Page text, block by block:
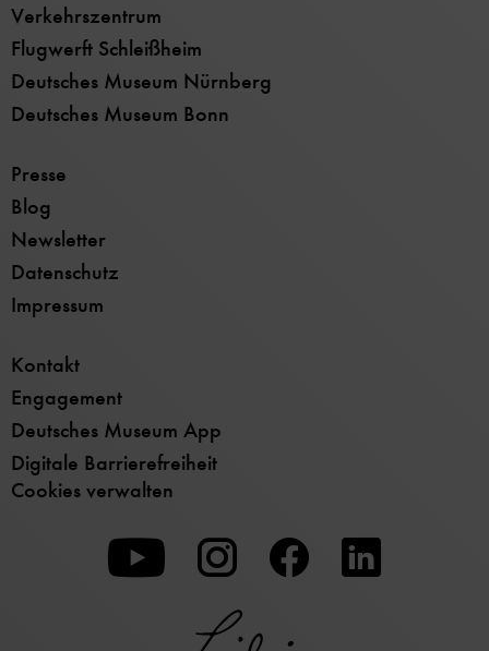
Verkehrszentrum
Flugwerft Schleißheim
Deutsches Museum Nürnberg
Deutsches Museum Bonn
Presse
Blog
Newsletter
Datenschutz
Impressum
Kontakt
Engagement
Deutsches Museum App
Digitale Barrierefreiheit
Cookies verwalten
Zu
unserer
Youtube-
Seite
Zu
unserer
Instagram-
Seite
Zu
unserer